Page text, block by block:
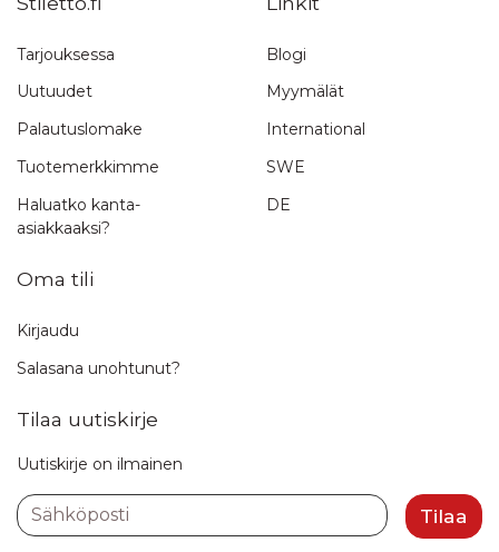
Tarjouksessa
Uutuudet
Palautuslomake
Tuotemerkkimme
Haluatko kanta-
asiakkaaksi?
Blogi
Myymälät
International
SWE
DE
Oma tili
Kirjaudu
Salasana unohtunut?
Tilaa uutiskirje
Uutiskirje on ilmainen
Sähköposti
Tilaa